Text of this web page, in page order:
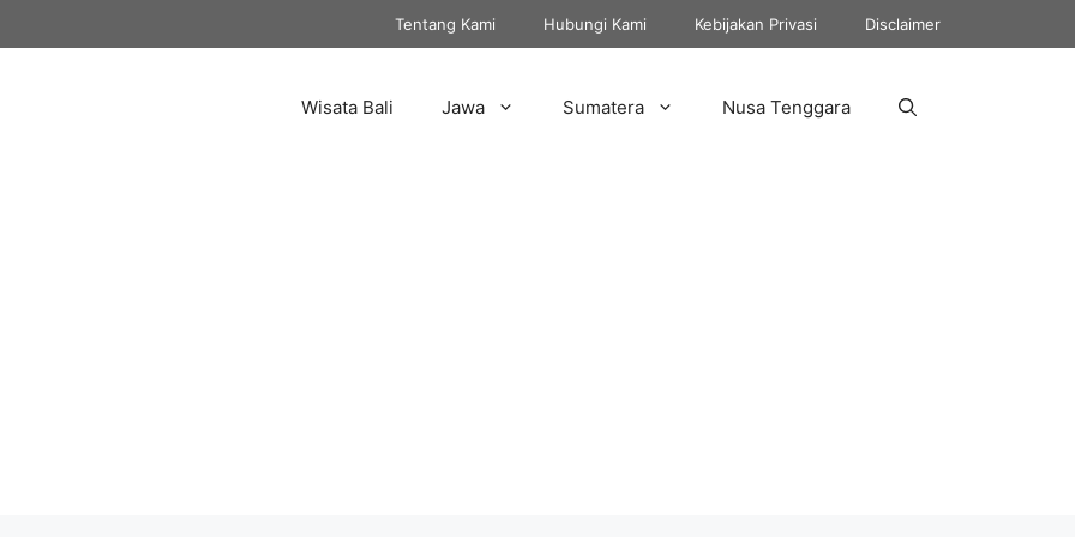
Tentang Kami Hubungi Kami Kebijakan Privasi Disclaimer
Wisata Bali Jawa Sumatera Nusa Tenggara